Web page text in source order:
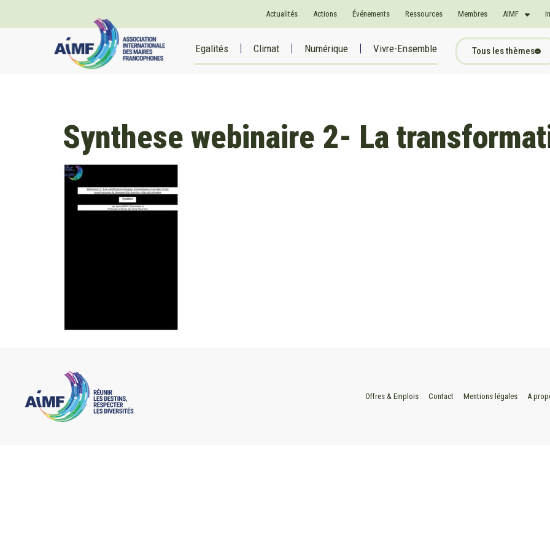
Actualités Actions Événements Ressources Membres AIMF
Egalités Climat Numérique Vivre-Ensemble Tous les thèmes
Synthese webinaire 2- La
Offres & Emplois Contact Mentions légales A